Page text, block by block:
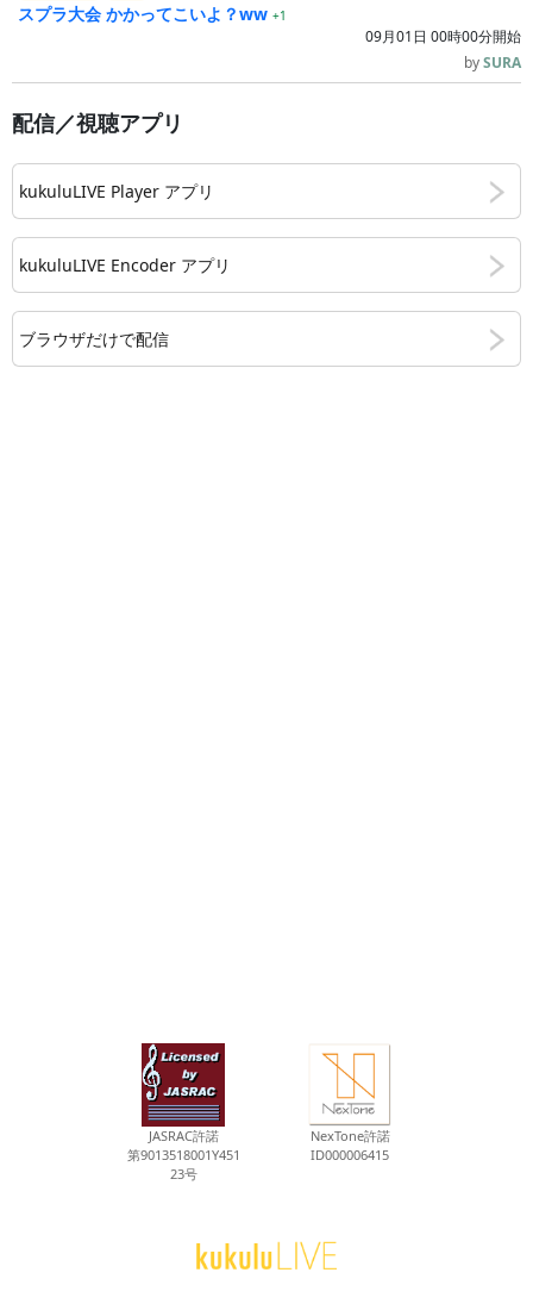
スプラ大会 かかってこいよ？ww +1
09月01日 00時00分開始
bySURA
配信／視聴アプリ
kukuluLIVE Player アプリ
kukuluLIVE Encoder アプリ
ブラウザだけで配信
JASRAC許諾
第9013518001Y451
23号
NexTone許諾
ID000006415